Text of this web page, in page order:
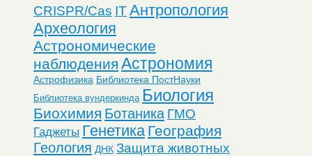
CRISPR/Cas ITАнтропология
Археология
Астрономические
наблюдения Астрономия
Астрофизика Библиотека ПостНауки
Библиотека вундеркинда Биология
Биохимия Ботаника ГМО
Гаджеты Генетика География
Геология ДНК Защита животных